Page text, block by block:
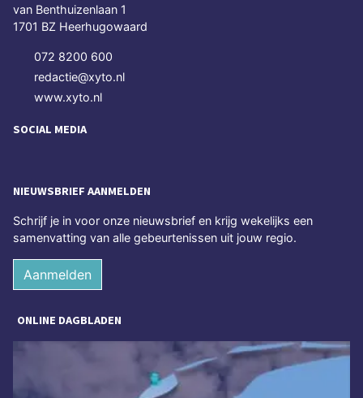
van Benthuizenlaan 1
1701 BZ Heerhugowaard
072 8200 600
redactie@xyto.nl
www.xyto.nl
SOCIAL MEDIA
NIEUWSBRIEF AANMELDEN
Schrijf je in voor onze nieuwsbrief en krijg wekelijks een
samenvatting van alle gebeurtenissen uit jouw regio.
Aanmelden
ONLINE DAGBLADEN